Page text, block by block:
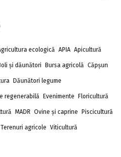
ecologică APIA Apicultură
și dăunători Bursa agricolă Căpșun
Dăunători legume
regenerabilă Evenimente Floricultură
MADR Ovine și caprine Piscicultură
Terenuri agricole Viticultură